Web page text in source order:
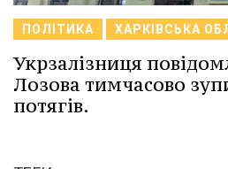
ПОЛІТИКА ХАРКІВСЬКА
Укрзалізниця
Лозова тимчасово
потягів.